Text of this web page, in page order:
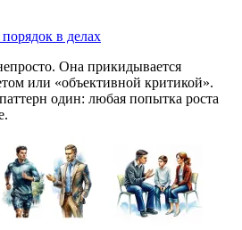
в делах
Она прикидывается
или «объективной критикой».
один: любая попытка роста